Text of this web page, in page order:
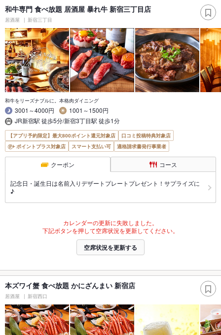
和牛専門 食べ放題 居酒屋 暴れ牛 新宿三丁目店
居酒屋 新宿三丁目
和牛をリーズナブルに。本格肉ダイニング
3001～4000円
1001～1500円
JR新宿駅 徒歩5分/新宿3丁目駅 徒歩1分
【アプリ予約限定】最大800ポイント還元対象店
口コミ投稿特典対象店
ポイントプラス対象店
スマート支払い可 適格請求書発行事業者
クーポン コース
記念日・誕生日は名前入りデザートプレートプレゼント！サプライズに
♪
カレンダーの更新に失敗しました。
下記ボタンを押して空席状況を更新してください。
空席状況を更新する
本ズワイ蟹 食べ放題 かにざんまい 新宿店
居酒屋 新宿西口